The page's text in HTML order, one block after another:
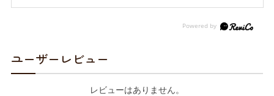
ユーザーレビュー
レビューはありません。